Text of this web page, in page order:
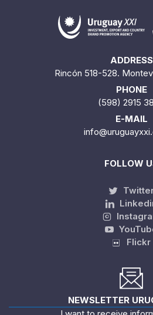
ADDRESS
Rincón 518-528.
PHONE
(598) 2915
E-MAIL
FOLLOW
Flickr
NEWSLETTER